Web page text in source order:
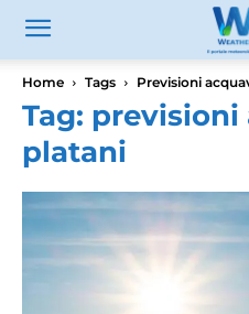
Home Tags Previsioni
Tag: previsioni
platani